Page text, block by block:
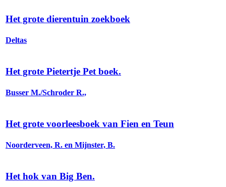
Het grote dierentuin zoekboek
Deltas
Het grote Pietertje Pet boek.
Busser M./Schroder R.,
Het grote voorleesboek van Fien en Teun
Noorderveen, R. en Mijnster, B.
Het hok van Big Ben.